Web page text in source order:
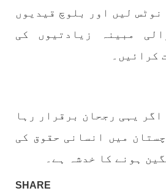
آئین گمشدگیاں تسلسل کے
SHARE
نوٹس لیں اور بلوچ قیدیوں
مبینہ زیادتیوں کی
کرائیں۔
یہی رجحان برقرار رہا
میں انسانی حقوق کی
ہونے کا خدشہ ہے۔
SHARE